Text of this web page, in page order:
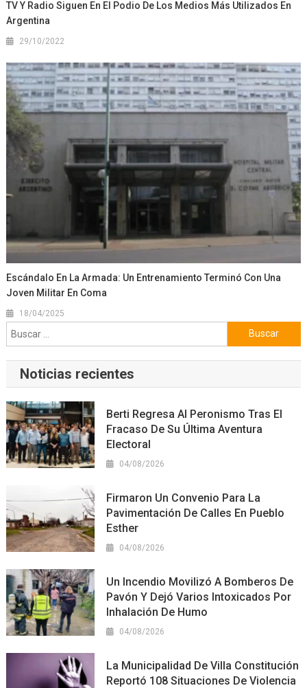
TV Y Radio Siguen En El Podio De Los Medios Más Utilizados En
Argentina
29/10/2022
Escándalo En La Armada: Un Entrenamiento Terminó Con Una
Joven Militar En Coma
18/04/2025
Buscar:
Noticias recientes
Berti Regresa Al Peronismo Tras El
Fracaso De Su Última Aventura
Electoral
04/08/2026
Firmaron Un Convenio Para La
Pavimentación De Calles En Pueblo
Esther
04/08/2026
Un Incendio Movilizó A Bomberos De
Pavón Y Dejó Varios Intoxicados Por
Inhalación De Humo
04/08/2026
La Municipalidad De Villa Constitución
Reportó 108 Situaciones De Violencia